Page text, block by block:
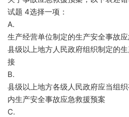
试题 4选择一项：
A.
生产经营单位制定的生产安全事故
县级以上地方人民政府组织制定的
接
B.
县级以上地方各级人民政府应当组
内生产安全事故应急救援预案
C.